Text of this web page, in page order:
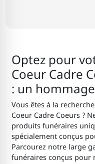
Optez pour
Coeur Cadre
: un
Vous êtes à la
Coeur Cadre Coeurs ?
produits funéraires
spécialement conçus
Parcourez notre large
funéraires conçus pour